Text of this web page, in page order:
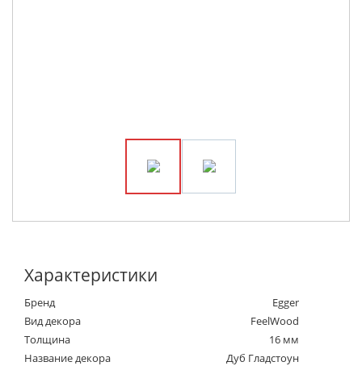
Характеристики
Бренд
Egger
Вид декора
FeelWood
Толщина
16 мм
Название декора
Дуб Гладстоун